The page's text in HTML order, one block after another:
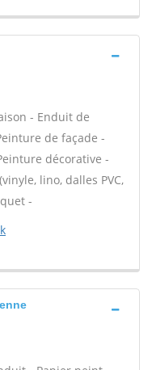
- Enduit de
de façade -
décorative -
lino, dalles PVC,
-